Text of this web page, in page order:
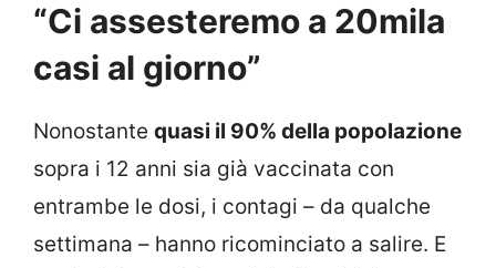
“Ci assesteremo a 20mila
casi al giorno”
Nonostante quasi il 90% della popolazione
sopra i 12 anni sia già vaccinata con
entrambe le dosi, i contagi – da qualche
settimana – hanno ricominciato a salire. E